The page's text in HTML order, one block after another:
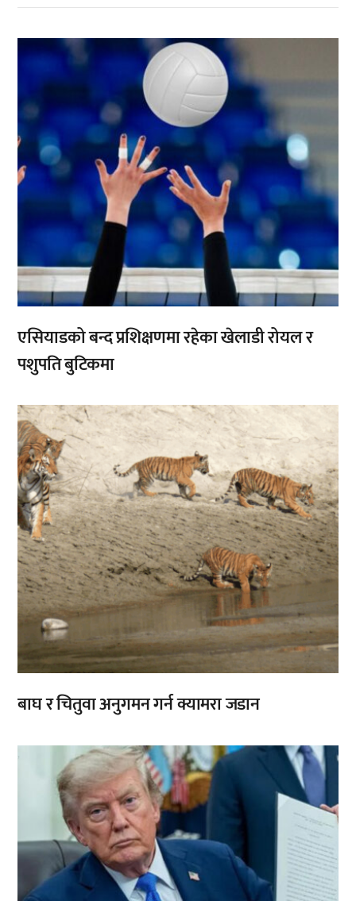
,
एसियाडको बन्द प्रशिक्षणमा रहेका खेलाडी रोयल र
पशुपति बुटिकमा
बाघ र चितुवा अनुगमन गर्न क्यामरा जडान